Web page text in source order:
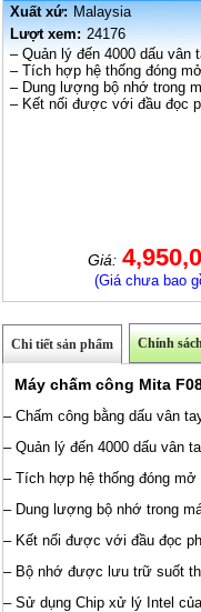
Xuất xứ: Malaysia
Lượt xem: 24176
– Quản lý đến 4000 dấu vân
– Tích hợp hệ thống đóng
– Dung lượng bộ nhớ trong
– Kết nối được với đầu đọc
Giá:
(Giá chưa bao
Chi tiết sản phẩm Chính
Máy chấm công Mita
– Chấm công bằng dấu vân
– Quản lý đến 4000 dấu vân
– Tích hợp hệ thống đóng
– Dung lượng bộ nhớ trong
– Kết nối được với đầu đọc
– Bộ nhớ được lưu trữ suốt
– Sử dụng Chip xử lý Intel